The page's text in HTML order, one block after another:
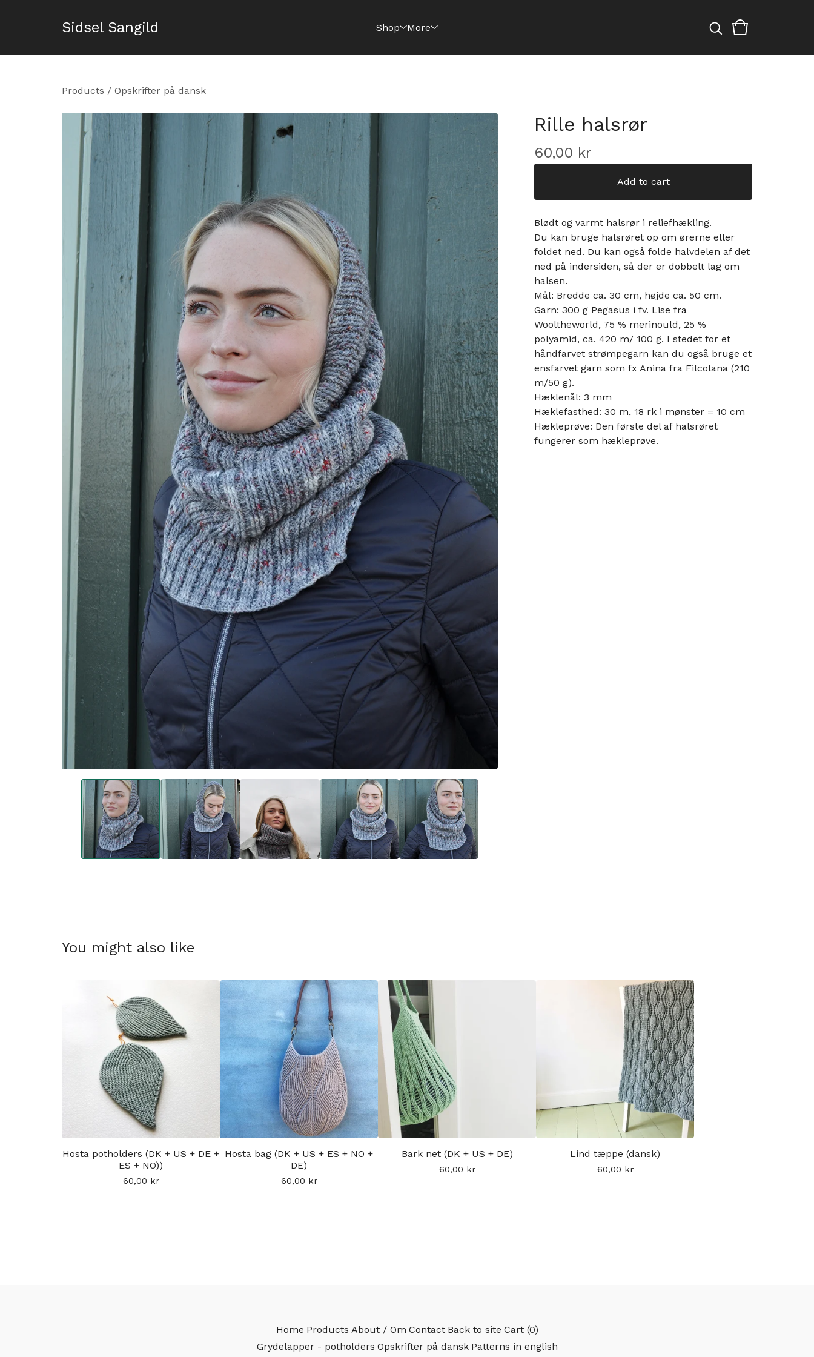
Sidsel Sangild Shop More
Products / Opskrifter på dansk
Rille halsrør
60,00 kr
Add to cart
Blødt og varmt halsrør i reliefhækling.
Du kan bruge halsrøret op om ørerne eller
foldet ned. Du kan også folde halvdelen af det
ned på indersiden, så der er dobbelt lag om
halsen.
Mål: Bredde ca. 30 cm, højde ca. 50 cm.
Garn: 300 g Pegasus i fv. Lise fra
Wooltheworld, 75 % merinould, 25 %
polyamid, ca. 420 m/ 100 g. I stedet for et
håndfarvet strømpegarn kan du også bruge et
ensfarvet garn som fx Anina fra Filcolana (210
m/50 g).
Hæklenål: 3 mm
Hæklefasthed: 30 m, 18 rk i mønster = 10 cm
Hækleprøve: Den første del af hals­røret
fungerer som hækleprøve.
You might also like
Hosta potholders (DK + US + DE +
ES + NO))
60,00 kr
Hosta bag (DK + US + ES + NO +
DE)
60,00 kr
Bark net (DK + US + DE)
60,00 kr
Lind tæppe (dansk)
60,00 kr
Home Products About / Om Contact Back to site Cart (0)
Grydelapper - potholders Opskrifter på dansk Patterns in english